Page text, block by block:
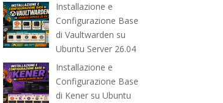
Installazione e
Configurazione Base
di Vaultwarden su
Ubuntu Server 26.04
Installazione e
Configurazione Base
di Kener su Ubuntu